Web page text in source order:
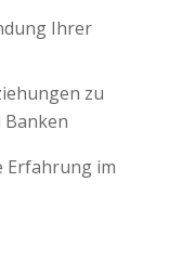
Ihrer
zu
Erfahrung im